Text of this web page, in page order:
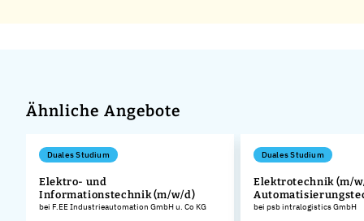
Ähnliche Angebote
Duales Studium
Elektro- und
Informationstechnik (m/w/d)
bei F.EE Industrieautomation GmbH u. Co KG
Duales Studium
Elektrotechnik (m/
bei psb intralogistics GmbH